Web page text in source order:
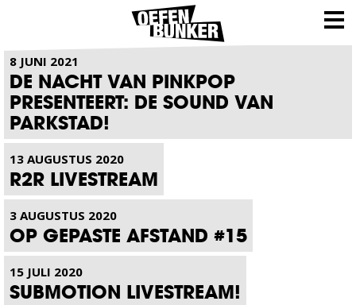
NIEUWS
8 JUNI 2021
DE NACHT VAN PINKPOP
PRESENTEERT: DE SOUND VAN
PARKSTAD!
13 AUGUSTUS 2020
R2R LIVESTREAM
3 AUGUSTUS 2020
OP GEPASTE AFSTAND #15
15 JULI 2020
SUBMOTION LIVESTREAM!